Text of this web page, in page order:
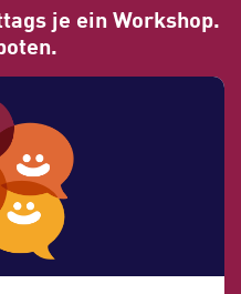
je ein Workshop.